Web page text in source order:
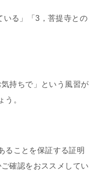
いる」「3，菩提寺との
持ちで」という風習が
う。
ることを保証する証明
確認をおススメしてい